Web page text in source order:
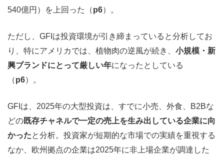
540億円）を上回った（p6）。
ただし、GFIは投資環境が引き締まっていると分析してお
り、特にアメリカでは、植物肉の逆風が続き、 小規模・新
興ブランドにとって厳しい年になったとしている
（p6）。
GFIは、2025年の大型投資は、すでに小売、外食、B2Bな
どの既存チャネルで一定の売上を生み出している企業に向
かったと分析。投資家が短期的な市場での実績を重視する
なか、欧州拠点の企業は2025年に非上場企業が調達した